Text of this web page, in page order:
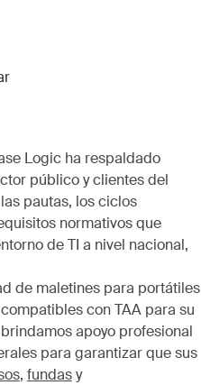
Logic ha respaldado
público y clientes del
pautas, los ciclos
normativos que
de TI a nivel nacional,
de maletines para portátiles
con TAA para su
apoyo profesional
para garantizar que sus
, fundasy